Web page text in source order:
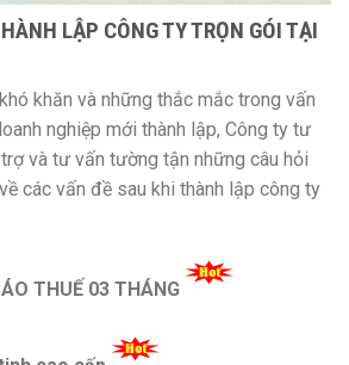
LẬP CÔNG TY TRỌN GÓI TẠI
khăn và những thắc mắc trong vấn
nghiệp mới thành lập, Công ty tư
và tư vấn tường tận những câu hỏi
các vấn đề sau khi thành lập công ty
THUẾ 03 THÁNG